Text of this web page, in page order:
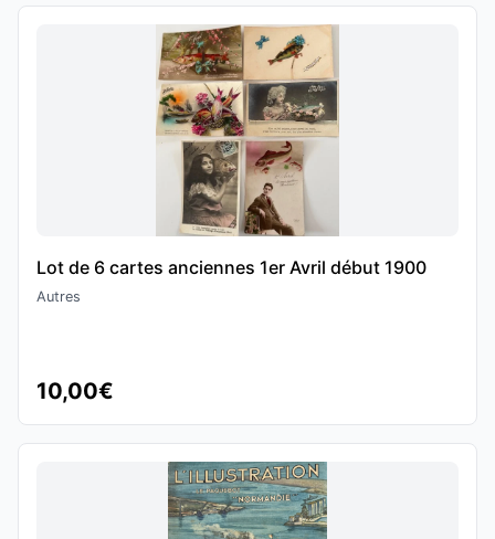
Lot de 6 cartes anciennes 1er Avril début 1900
Autres
10,00€